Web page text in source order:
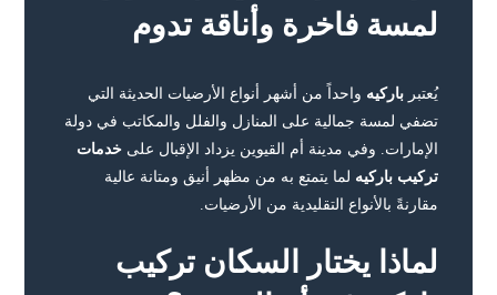
لمسة فاخرة وأناقة تدوم
يُعتبرباركيه واحداً من أشهر أنواع الأرضيات الحديثة التي
تضفي لمسة جمالية على المنازل والفلل والمكاتب في دولة
الإمارات. وفي مدينة أم القيوين يزداد الإقبال علىخدمات
تركيب باركيه لما يتمتع به من مظهر أنيق ومتانة عالية
مقارنةً بالأنواع التقليدية من الأرضيات.
لماذا يختار السكان تركيب